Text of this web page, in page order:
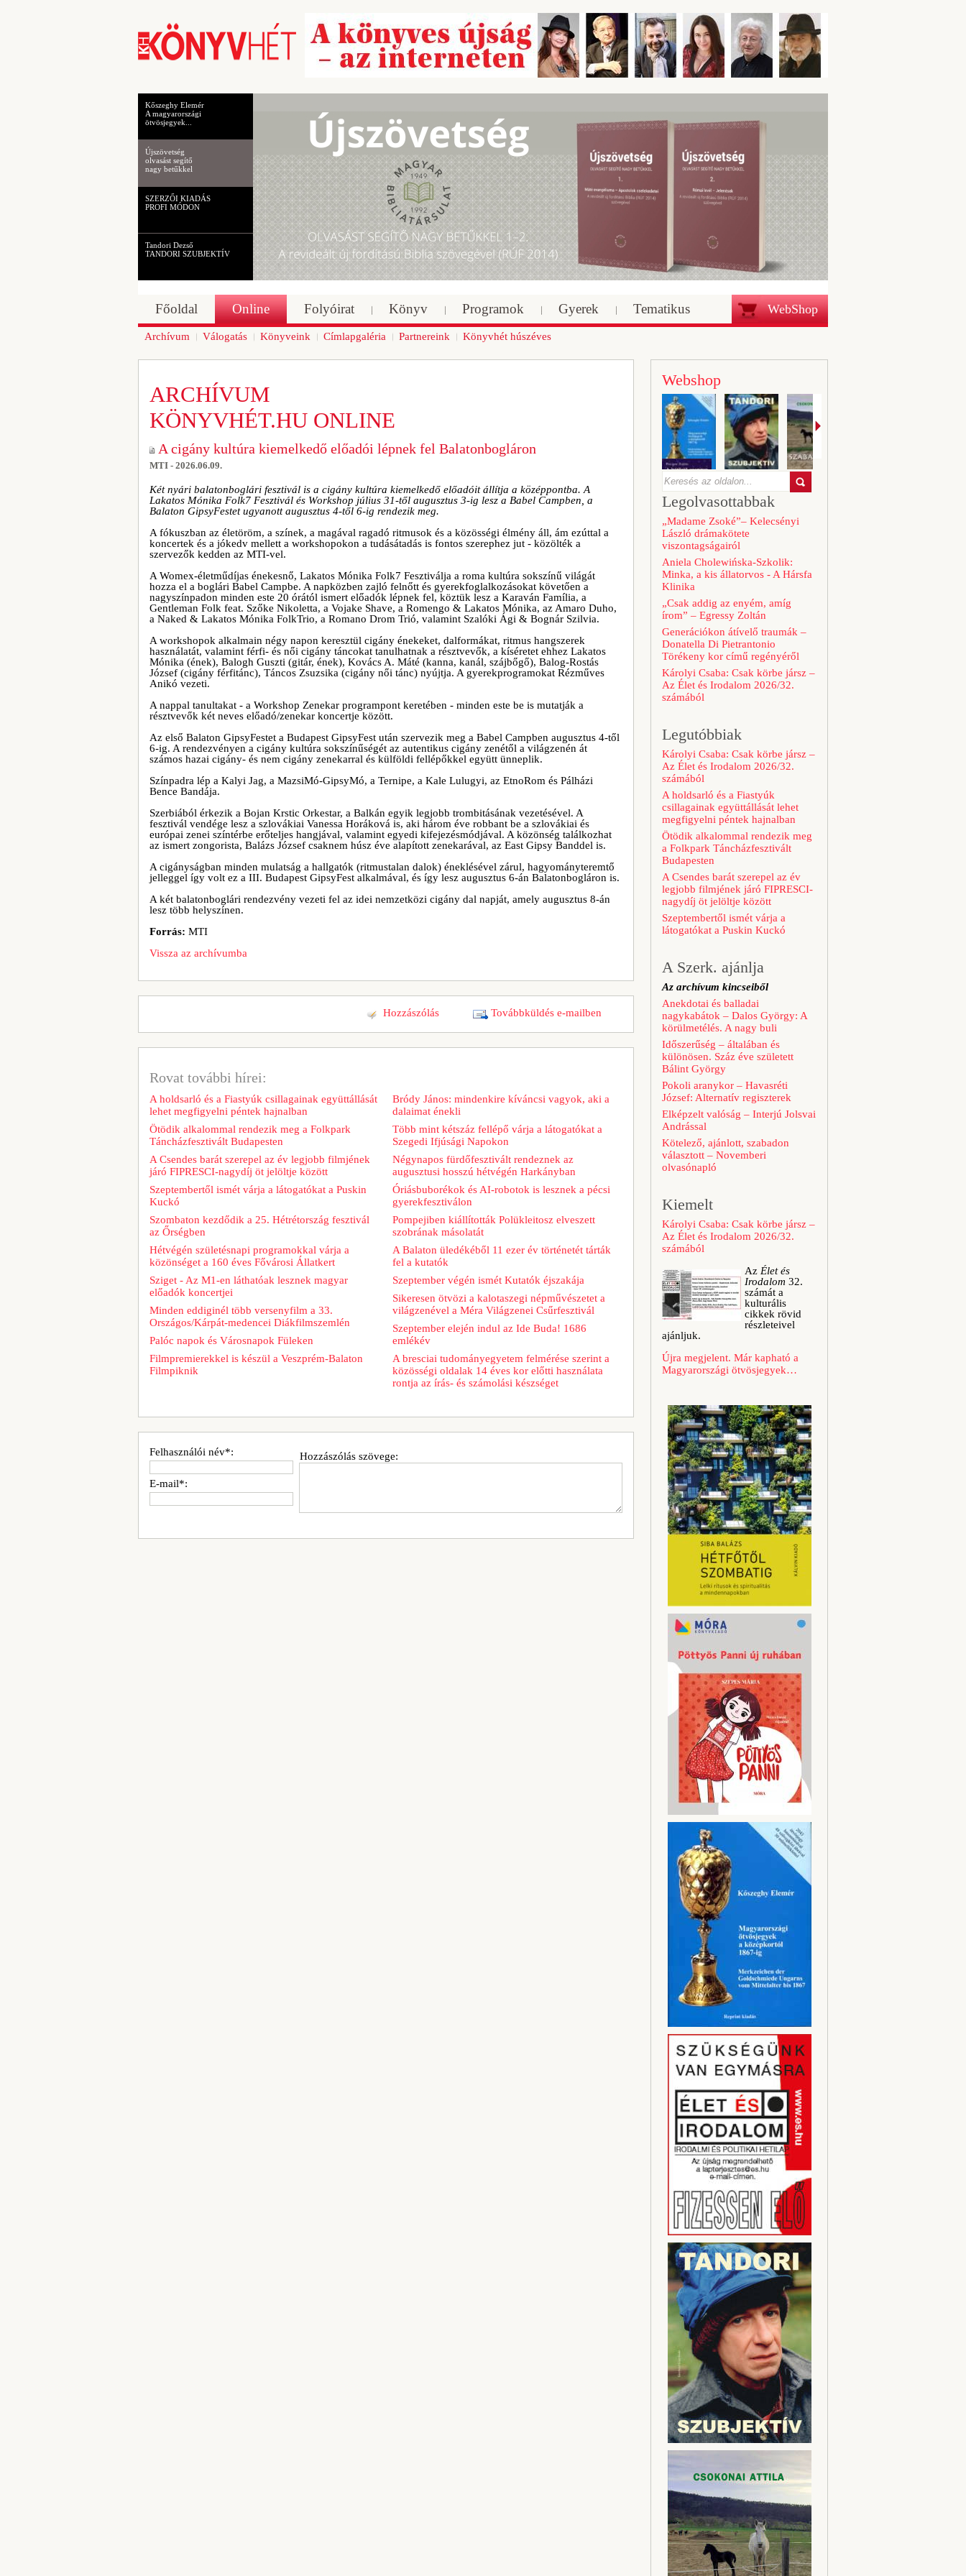
Kőszeghy Elemér
A magyarországi
ötvösjegyek...
Újszövetség
olvasást segítő
nagy betűkkel
SZERZŐI KIADÁS
PROFI MÓDON
Tandori Dezső
TANDORI SZUBJEKTÍV
WebShop
Főoldal Online Folyóirat Könyv Programok Gyerek Tematikus
Archívum Válogatás Könyveink Címlapgaléria Partnereink Könyvhét húszéves
ARCHÍVUM
KÖNYVHÉT.HU ONLINE
A cigány kultúra kiemelkedő előadói lépnek fel Balatonbogláron
MTI - 2026.06.09.
Két nyári balatonboglári fesztivál is a cigány kultúra kiemelkedő előadóit állítja a középpontba. A
Lakatos Mónika Folk7 Fesztivál és Workshop július 31-től augusztus 3-ig lesz a Babel Campben, a
Balaton GipsyFestet ugyanott augusztus 4-től 6-ig rendezik meg.
A fókuszban az életöröm, a színek, a magával ragadó ritmusok és a közösségi élmény áll, ám ezúttal a
koncertek és a jókedv mellett a workshopokon a tudásátadás is fontos szerephez jut - közölték a
szervezők kedden az MTI-vel.
A Womex-életműdíjas énekesnő, Lakatos Mónika Folk7 Fesztiválja a roma kultúra sokszínű világát
hozza el a boglári Babel Campbe. A napközben zajló felnőtt és gyerekfoglalkozásokat követően a
nagyszínpadon minden este 20 órától ismert előadók lépnek fel, köztük lesz a Karaván Família, a
Gentleman Folk feat. Szőke Nikoletta, a Vojake Shave, a Romengo & Lakatos Mónika, az Amaro Duho,
a Naked & Lakatos Mónika FolkTrio, a Romano Drom Trió, valamint Szalóki Ági & Bognár Szilvia.
A workshopok alkalmain négy napon keresztül cigány énekeket, dalformákat, ritmus hangszerek
használatát, valamint férfi- és női cigány táncokat tanulhatnak a résztvevők, a kíséretet ehhez Lakatos
Mónika (ének), Balogh Guszti (gitár, ének), Kovács A. Máté (kanna, kanál, szájbőgő), Balog-Rostás
József (cigány férfitánc), Táncos Zsuzsika (cigány női tánc) nyújtja. A gyerekprogramokat Rézműves
Anikó vezeti.
A nappal tanultakat - a Workshop Zenekar programpont keretében - minden este be is mutatják a
résztvevők két neves előadó/zenekar koncertje között.
Az első Balaton GipsyFestet a Budapest GipsyFest után szervezik meg a Babel Campben augusztus 4-től
6-ig. A rendezvényen a cigány kultúra sokszínűségét az autentikus cigány zenétől a világzenén át
számos hazai cigány- és nem cigány zenekarral és külföldi fellépőkkel együtt ünneplik.
Színpadra lép a Kalyi Jag, a MazsiMó-GipsyMó, a Ternipe, a Kale Lulugyi, az EtnoRom és Pálházi
Bence Bandája.
Szerbiából érkezik a Bojan Krstic Orkestar, a Balkán egyik legjobb trombitásának vezetésével. A
fesztivál vendége lesz a szlovákiai Vanessa Horáková is, aki három éve robbant be a szlovákiai és
európai zenei színtérbe erőteljes hangjával, valamint egyedi kifejezésmódjával. A közönség találkozhat
az ismert zongorista, Balázs József csaknem húsz éve alapított zenekarával, az East Gipsy Banddel is.
A cigányságban minden mulatság a hallgatók (ritmustalan dalok) éneklésével zárul, hagyományteremtő
jelleggel így volt ez a III. Budapest GipsyFest alkalmával, és így lesz augusztus 6-án Balatonbogláron is.
A két balatonboglári rendezvény vezeti fel az idei nemzetközi cigány dal napját, amely augusztus 8-án
lesz több helyszínen.
Forrás: MTI
Vissza az archívumba
Továbbküldés e-mailben
Hozzászólás
Rovat további hírei:
A holdsarló és a Fiastyúk csillagainak együttállását
lehet megfigyelni péntek hajnalban
Ötödik alkalommal rendezik meg a Folkpark
Táncházfesztivált Budapesten
A Csendes barát szerepel az év legjobb filmjének
járó FIPRESCI-nagydíj öt jelöltje között
Szeptembertől ismét várja a látogatókat a Puskin
Kuckó
Szombaton kezdődik a 25. Hétrétország fesztivál
az Őrségben
Hétvégén születésnapi programokkal várja a
közönséget a 160 éves Fővárosi Állatkert
Sziget - Az M1-en láthatóak lesznek magyar
előadók koncertjei
Minden eddiginél több versenyfilm a 33.
Országos/Kárpát-medencei Diákfilmszemlén
Palóc napok és Városnapok Füleken
Filmpremierekkel is készül a Veszprém-Balaton
Filmpiknik
Bródy János: mindenkire kíváncsi vagyok, aki a
dalaimat énekli
Több mint kétszáz fellépő várja a látogatókat a
Szegedi Ifjúsági Napokon
Négynapos fürdőfesztivált rendeznek az
augusztusi hosszú hétvégén Harkányban
Óriásbuborékok és AI-robotok is lesznek a pécsi
gyerekfesztiválon
Pompejiben kiállították Polükleitosz elveszett
szobrának másolatát
A Balaton üledékéből 11 ezer év történetét tárták
fel a kutatók
Szeptember végén ismét Kutatók éjszakája
Sikeresen ötvözi a kalotaszegi népművészetet a
világzenével a Méra Világzenei Csűrfesztivál
Szeptember elején indul az Ide Buda! 1686
emlékév
A bresciai tudományegyetem felmérése szerint a
közösségi oldalak 14 éves kor előtti használata
rontja az írás- és számolási készséget
Hozzászólás szövege:
Felhasználói név*:
E-mail*:
Webshop
Legolvasottabbak
„Madame Zsoké”– Kelecsényi
László drámakötete
viszontagságairól
Aniela Cholewińska-Szkolik:
Minka, a kis állatorvos - A Hársfa
Klinika
„Csak addig az enyém, amíg
írom” – Egressy Zoltán
Generációkon átívelő traumák –
Donatella Di Pietrantonio
Törékeny kor című regényéről
Károlyi Csaba: Csak körbe jársz –
Az Élet és Irodalom 2026/32.
számából
Legutóbbiak
Károlyi Csaba: Csak körbe jársz –
Az Élet és Irodalom 2026/32.
számából
A holdsarló és a Fiastyúk
csillagainak együttállását lehet
megfigyelni péntek hajnalban
Ötödik alkalommal rendezik meg
a Folkpark Táncházfesztivált
Budapesten
A Csendes barát szerepel az év
legjobb filmjének járó FIPRESCI-
nagydíj öt jelöltje között
Szeptembertől ismét várja a
látogatókat a Puskin Kuckó
A Szerk. ajánlja
Az archívum kincseiből
Anekdotai és balladai
nagykabátok – Dalos György: A
körülmetélés. A nagy buli
Időszerűség – általában és
különösen. Száz éve született
Bálint György
Pokoli aranykor – Havasréti
József: Alternatív regiszterek
Elképzelt valóság – Interjú Jolsvai
Andrással
Kötelező, ajánlott, szabadon
választott – Novemberi
olvasónapló
Kiemelt
Károlyi Csaba: Csak körbe jársz –
Az Élet és Irodalom 2026/32.
számából
Az Élet és
Irodalom 32.
számát a
kulturális
cikkek rövid
részleteivel
ajánljuk.
Újra megjelent. Már kapható a
Magyarországi ötvösjegyek…